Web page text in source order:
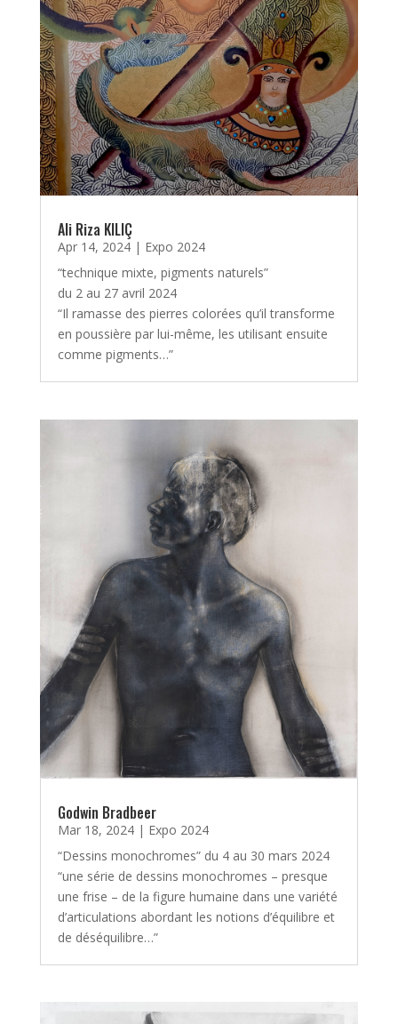
Ali Riza KILIÇ
Apr 14, 2024| Expo 2024
“technique mixte, pigments naturels”
du 2 au 27 avril 2024
“Il ramasse des pierres colorées qu’il transforme
en poussière par lui-même, les utilisant ensuite
comme pigments…”
Godwin Bradbeer
Mar 18, 2024| Expo 2024
“Dessins monochromes” du 4 au 30 mars 2024
“une série de dessins monochromes – presque
une frise – de la figure humaine dans une variété
d’articulations abordant les notions d’équilibre et
de déséquilibre…”